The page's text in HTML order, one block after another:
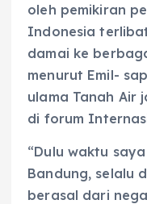
oleh pemikiran
Indonesia
damai ke
menurut Emil-
ulama Tanah Air
di forum
“Dulu waktu
Bandung, selalu
berasal dari